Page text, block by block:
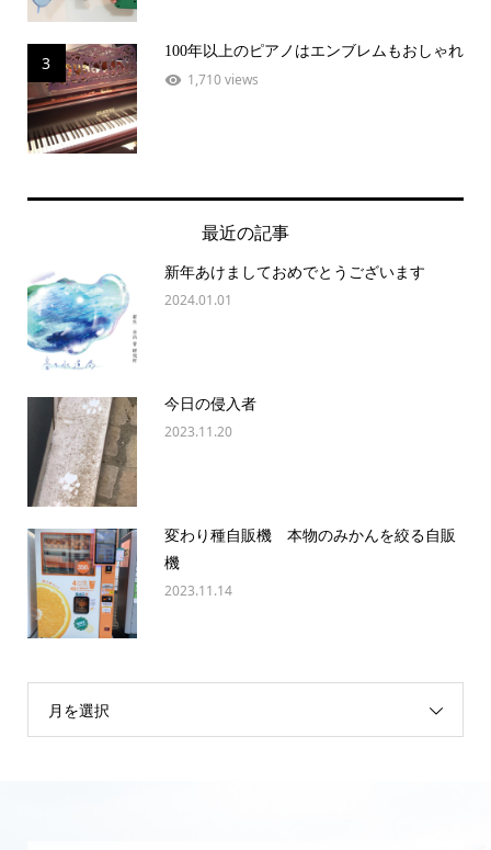
3
100年以上のピアノはエンブレムもおしゃれ
1,710 views
最近の記事
新年あけましておめでとうございます
2024.01.01
今日の侵入者
2023.11.20
変わり種自販機 本物のみかんを絞る自販
機
2023.11.14
月を選択